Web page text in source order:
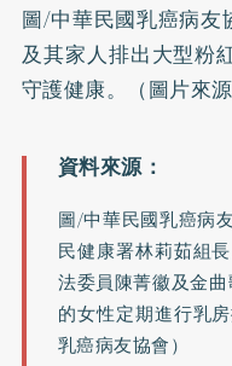
圖/中華民國乳癌病
及其家人排出大型粉
守護健康。（圖片來
圖/中華民國乳癌病
民健康署林莉茹組
法委員陳菁徽及金
的女性定期進行乳
乳癌病友協會）